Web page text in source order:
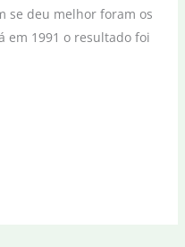
se deu melhor foram os
em 1991 o resultado foi